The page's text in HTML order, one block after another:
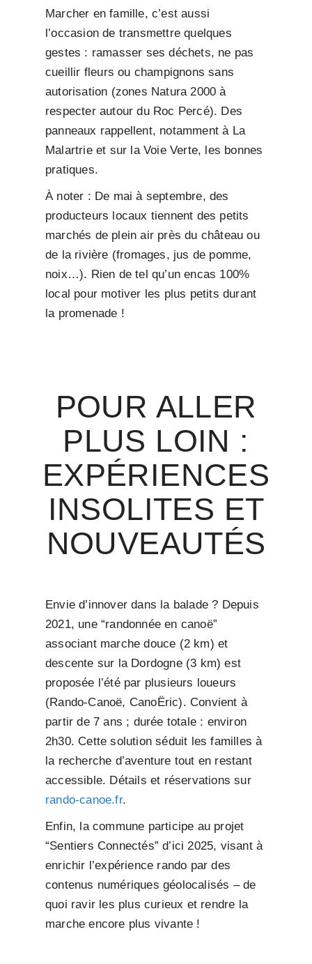
Marcher en famille, c’est aussi
l’occasion de transmettre quelques
gestes : ramasser ses déchets, ne pas
cueillir fleurs ou champignons sans
autorisation (zones Natura 2000 à
respecter autour du Roc Percé). Des
panneaux rappellent, notamment à La
Malartrie et sur la Voie Verte, les bonnes
pratiques.
À noter : De mai à septembre, des
producteurs locaux tiennent des petits
marchés de plein air près du château ou
de la rivière (fromages, jus de pomme,
noix…). Rien de tel qu’un encas 100%
local pour motiver les plus petits durant
la promenade !
POUR ALLER
PLUS LOIN :
EXPÉRIENCES
INSOLITES ET
NOUVEAUTÉS
Envie d’innover dans la balade ? Depuis
2021, une “randonnée en canoë”
associant marche douce (2 km) et
descente sur la Dordogne (3 km) est
proposée l’été par plusieurs loueurs
(Rando-Canoë, CanoËric). Convient à
partir de 7 ans ; durée totale : environ
2h30. Cette solution séduit les familles à
la recherche d’aventure tout en restant
accessible. Détails et réservations sur
rando-canoe.fr.
Enfin, la commune participe au projet
“Sentiers Connectés” d’ici 2025, visant à
enrichir l’expérience rando par des
contenus numériques géolocalisés – de
quoi ravir les plus curieux et rendre la
marche encore plus vivante !